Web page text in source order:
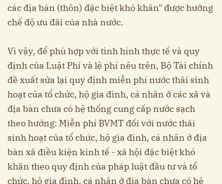
các địa bàn (thôn) đặc biệt khó khăn" được hưởng
chế độ ưu đãi của nhà nước.
Vì vậy, để phù hợp với tình hình thực tế và quy
định của Luật Phí và lệ phí nêu trên, Bộ Tài chính
đề xuất sửa lại quy định miễn phí nước thải sinh
hoạt của tổ chức, hộ gia đình, cá nhân ở các xã và
địa bàn chưa có hệ thống cung cấp nước sạch
theo hướng: Miễn phí BVMT đối với nước thải
sinh hoạt của tổ chức, hộ gia đình, cá nhân ở địa
bàn xã điều kiện kinh tế - xã hội đặc biệt khó
khăn theo quy định của pháp luật đầu tư và tổ
chức, hộ gia đình, cá nhân ở địa bàn chưa có hệ